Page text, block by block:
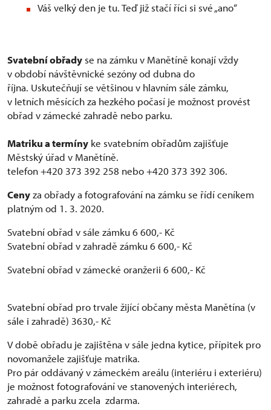
Váš velký den je tu. Teď již stačí říci si své „ano“
Svatební obřady se na zámku v Manětíně konají vždy
v období návštěvnické sezóny od dubna do
října. Uskutečňují se většinou v hlavním sále zámku,
v letních měsících za hezkého počasí je možnost provést
obřad v zámecké zahradě nebo parku.
Matriku a termíny ke svatebním obřadům zajišťuje
Městský úřad v Manětíně.
telefon +420 373 392 258 nebo +420 373 392 306.
Cenyza obřady a fotografování na zámku se řídí ceníkem
platným od 1. 3. 2020.
Svatební obřad v sále zámku 6 600,- Kč
Svatební obřad v zahradě zámku 6 600,- Kč
Svatební obřad v zámecké oranžerii 6 600,- Kč
Svatební obřad pro trvale žijící občany města Manětína (v
sále i zahradě) 3630,- Kč
V době obřadu je zajištěna v sále jedna kytice, přípitek pro
novomanžele zajišťuje matrika.
Pro pár oddávaný v zámeckém areálu (interiéru i exteriéru)
je možnost fotografování ve stanovených interiérech,
zahradě a parku zcela zdarma.